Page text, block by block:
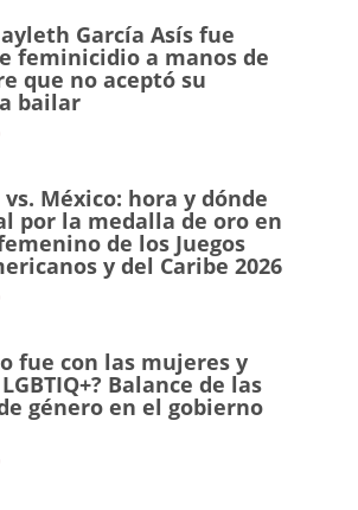
García Asís fue
feminicidio a manos de
que no aceptó su
bailar
México: hora y dónde
por la medalla de oro en
de los Juegos
y del Caribe 2026
fue con las mujeres y
Balance de las
género en el gobierno